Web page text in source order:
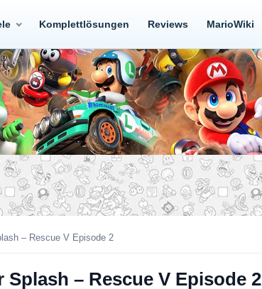
Komplettlösungen Reviews MarioWiki
– Rescue V Episode 2
– Rescue V Episode 2